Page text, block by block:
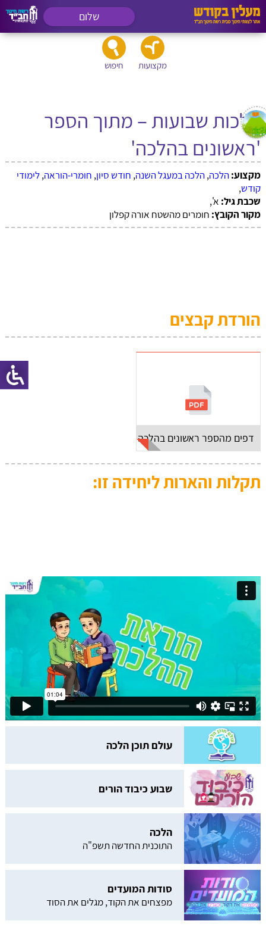
שלום
מקצועות חיפוש
הלכות שבועות – מתוך הספר
'ראשונים בהלכה'
מקצוע:הלכה,הלכה במעגל השנה, חודש סיון, חומרי-הוראה,לימודי
קודש,
שכבת גיל: א',
מקור הקובץ: חומרים מהשטח אורה קפלון
הורדת קבצים
דפים מהספר ראשונים בהלכה
תקלות והארות ליחידה זו:
עולם תוכן הלכה
שבוע כיבוד הורים
הלכה
התוכנית החדשה תשפ"ה
סודות המועדים
מפצחים את הקוד, מגלים את הסוד